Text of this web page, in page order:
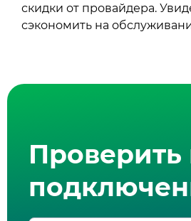
скидки от провайдера.
сэкономить на